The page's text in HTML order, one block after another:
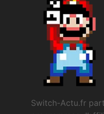
Switch-Actu.fr